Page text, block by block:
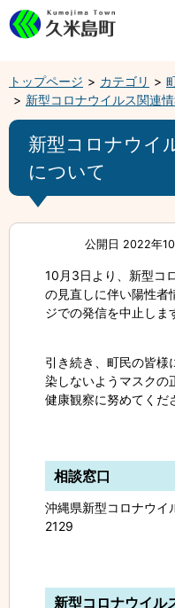
トップページ カテゴリ
新型コロナウイルス関連
新型コロナウイ
について
公開日 2022年
10月3日より、新型コ
の見直しに伴い陽性者
ジでの発信を中止しま
引き続き、町民の皆様
染しないようマスクの
健康観察に努めてくだ
相談窓口
沖縄県新型コロナウ
2129
新型コロナウイル